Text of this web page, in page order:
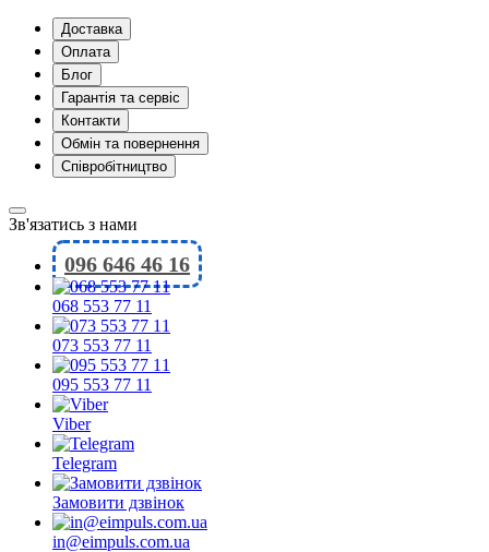
Доставка
Оплата
Блог
Гарантія та сервіс
Контакти
Обмін та повернення
Співробітництво
Зв'язатись з нами
096 646 46 16
068 553 77 11
073 553 77 11
095 553 77 11
Viber
Telegram
Замовити дзвінок
in@eimpuls.com.ua